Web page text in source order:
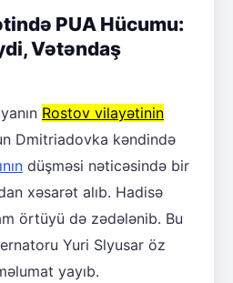
PUA Hücumu:
Vətəndaş
Rostov vilayətinin
Dmitriadovka kəndində
düşməsi nəticəsində bir
xəsarət alıb. Hadisə
örtüyü də zədələnib. Bu
Yuri Slyusar öz
yayıb.